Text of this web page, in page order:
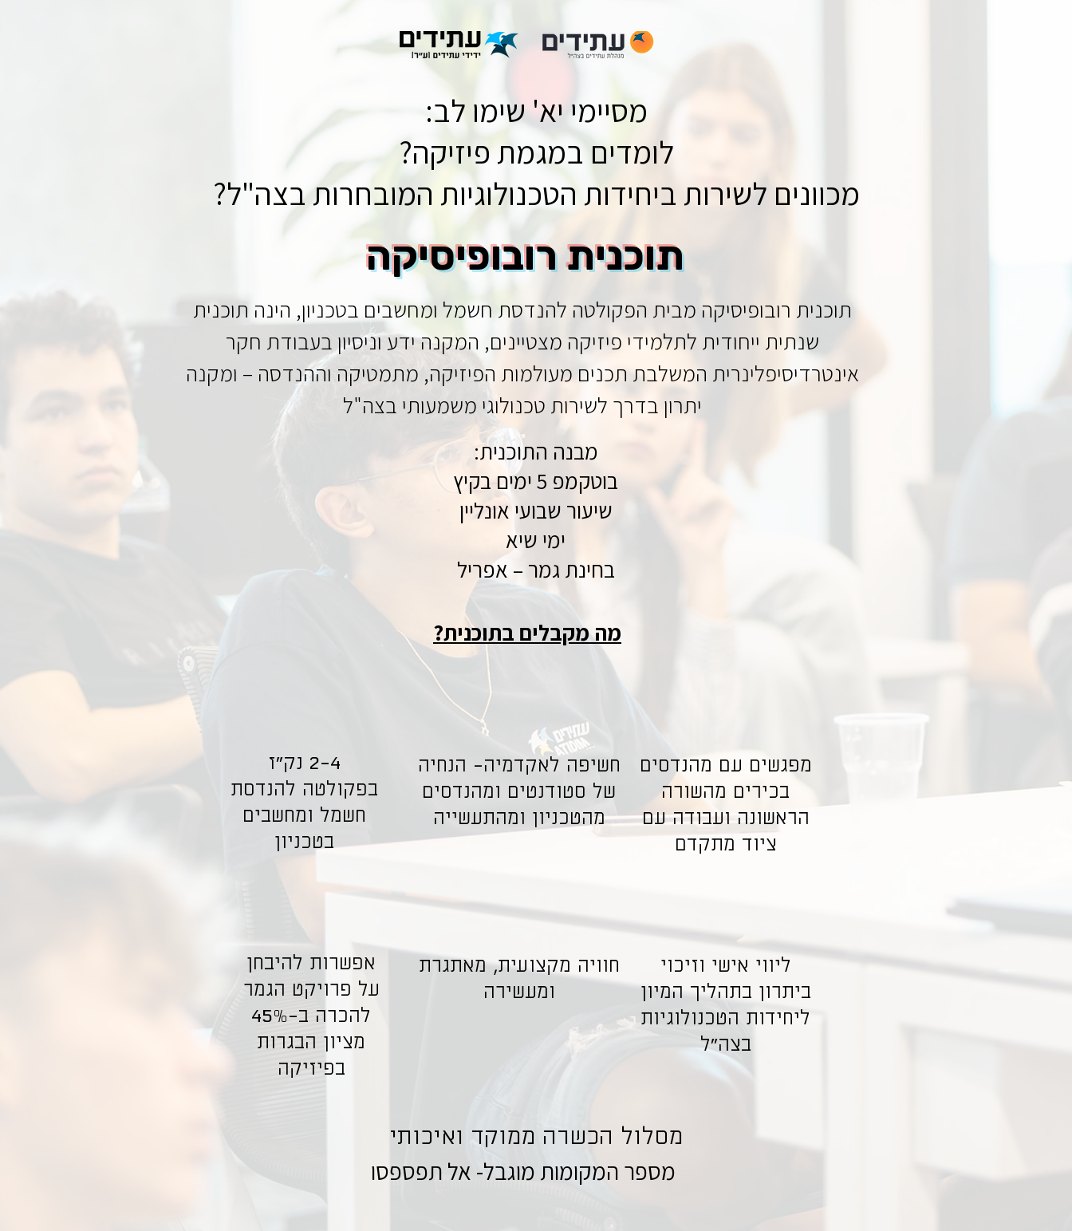
מסיימי יא' שימו לב:
לומדים במגמת פיזיקה?
מכוונים לשירות ביחידות הטכנולוגיות המובחרות בצה"ל?
תוכנית רובופיסיקה
תוכנית רובופיסיקה מבית הפקולטה להנדסת חשמל ומחשבים בטכניון, הינה תוכנית
שנתית ייחודית לתלמידי פיזיקה מצטיינים, המקנה ידע וניסיון בעבודת חקר
אינטרדיסיפלינרית המשלבת תכנים מעולמות הפיזיקה, מתמטיקה וההנדסה – ומקנה
יתרון בדרך לשירות טכנולוגי משמעותי בצה"ל
מבנה התוכנית:
בוטקמפ 5 ימים בקיץ
שיעור שבועי אונליין
ימי שיא
בחינת גמר – אפריל
מה מקבלים בתוכנית?
2-4 נק"ז
בפקולטה להנדסת
חשמל ומחשבים
בטכניון
חשיפה לאקדמיה- הנחיה
של סטודנטים ומהנדסים
מהטכניון ומהתעשייה
מפגשים עם מהנדסים
בכירים מהשורה
הראשונה ועבודה עם
ציוד מתקדם
אפשרות להיבחן
על פרויקט הגמר
להכרה ב-45%
מציון הבגרות
בפיזיקה
חוויה מקצועית, מאתגרת
ומעשירה
ליווי אישי וזיכוי
ביתרון בתהליך המיון
ליחידות הטכנולוגיות
בצה"ל
מסלול הכשרה ממוקד ואיכותי
מספר המקומות מוגבל- אל תפספסו